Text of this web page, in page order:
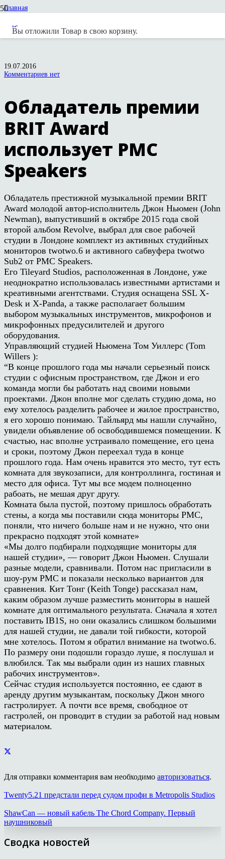
Вы отложили Товар в свою корзину.
Главная
Новости вендоров
Обладатель премии BRIT Award использует PMC Speakers
19.07.2016
Комментариев нет
Обладатель премии
BRIT Award
использует PMC
Speakers
Обладатель престижной музыкальной премии BRIT
Award молодой автор-исполнитель Джон Ньюмен (John
Newman), выпустивший в октябре 2015 года свой
второй альбом Revolve, выбрал для свое рабочей
студии в Лондоне комплект из активных студийных
мониторов twotwo.6 и активного сабвуфера twotwo
Sub2 от PMC Speakers.
Его Tileyard Studios, расположенная в Лондоне, уже
неоднократно использовалась известными артистами и
креативными агентствами. Студия оснащена SSL X-
Desk и X-Panda, а также располагает большим
выбором музыкальных инструментов, микрофонов и
микрофонных предусилителей и другого
оборудования.
Управляющий студией Ньюмена Том Уиллерс (Tom
Willers ):
“В конце прошлого года мы начали серьезный поиск
студии с офисным пространством, где Джон и его
команда могли бы работать над своими новыми
проектами. Джон вполне мог сделать студию дома, но
ему хотелось разделить рабочее и жилое пространство,
я его хорошо понимаю. Тайльярд мы нашли случайно,
увидели объявление об освободившемся помещении. К
счастью, нас вполне устраивало помещение, его цена
и сроки, поэтому Джон переехал туда в конце
прошлого года. Нам очень нравится это место, тут есть
комната для звукозаписи, для контроллинга, гостиная и
место для офиса. Тут мы все модем полноценно
рабоать, не мешая друг другу.
Комната была пустой, поэтому пришлось обработать
стены, а когда мы поставили сюда мониторы PMC,
поняли, что ничего больше нам и не нужно, что они
прекрасно подходят этой комнате»
«Мы долго подбирали подходящие мониторы для
нашей студии», — говорит Джон Ньюмен. Слушали
разные модели, сравнивали. Потом нас пригласили в
шоу-рум PMC и показали несколько вариантов для
сравнения. Кит Тонг (Keith Tonge) рассказал нам,
каким образом лучше разместить мониторы в нашей
комнате для оптимального результата. Сначала я хотел
поставить IB1S, но они оказались слишком большими
для нашей студии, не давали той гибкости, которой
мне хотелось. Потом я обратил внимание на twotwo.6.
По размеру они подошли гораздо луше, я послушал и
влюбился. Так мы выбрали один из наших главных
рабочих инструментов».
Сейчас студия используется постоянно, ее сдают в
аренду другим музыкантам, поскольку Джон много
гастролирует. А почти все время, свободное от
гастролей, он проводит в студии за работой над новым
материалом.
Для отправки комментария вам необходимо авторизоваться.
Twenty5.21 предстали перед судом профи в Metropolis Studios
ShawCan — новый кабель The Chord Company. Первый
наушниковый
Сводка новостей